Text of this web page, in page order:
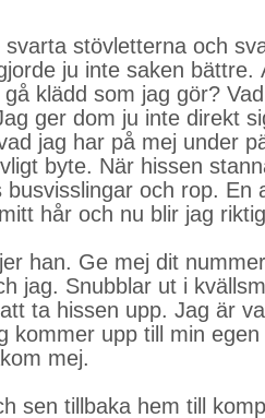
svarta stövletterna och
ju inte saken bättre.
klädd som jag gör?
ger dom ju inte direkt
jag har på mej under
byte. När hissen
busvisslingar och rop. En
hår och nu blir jag
han. Ge mej dit
jag. Snubblar ut i
ta hissen upp. Jag är
kommer upp till min
mej.
sen tillbaka hem till